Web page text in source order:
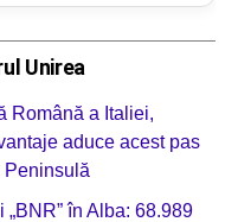
Unirea
Română a Italiei,
aduce acest pas
Peninsulă
„BNR” în Alba: 68.989